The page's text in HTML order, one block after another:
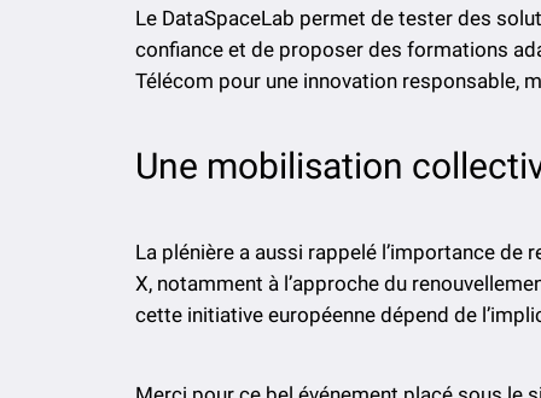
Le DataSpaceLab permet de tester des
confiance et de proposer des formations
Télécom pour une innovation responsable,
Une mobilisation
La plénière a aussi rappelé l’importance de
X, notamment à l’approche du
cette initiative européenne dépend de